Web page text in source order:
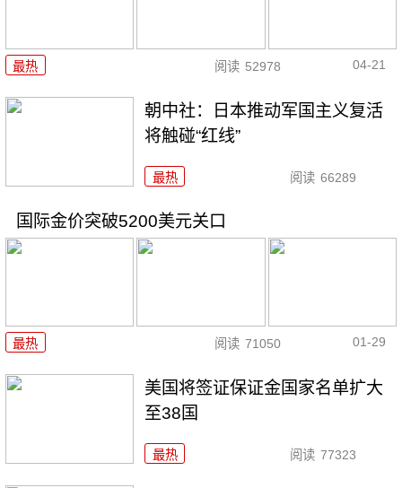
最热 阅读 52978 04-21
朝中社：日本推动军国主义复活
将触碰“红线”
最热 阅读 66289
国际金价突破5200美元关口
最热 阅读 71050 01-29
美国将签证保证金国家名单扩大
至38国
最热 阅读 77323